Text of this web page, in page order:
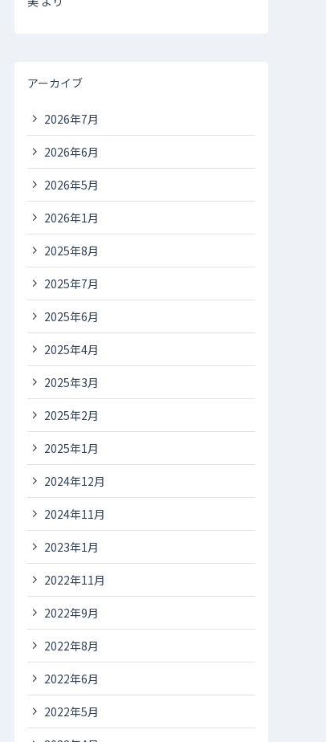
アーカイブ
2026年7月
2026年6月
2026年5月
2026年1月
2025年8月
2025年7月
2025年6月
2025年4月
2025年3月
2025年2月
2025年1月
2024年12月
2024年11月
2023年1月
2022年11月
2022年9月
2022年8月
2022年6月
2022年5月